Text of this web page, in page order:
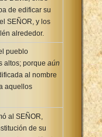
de edificar su
SEÑOR, y los
alrededor.
pueblo
altos; porque aún
al nombre
aquellos
al SEÑOR,
de su